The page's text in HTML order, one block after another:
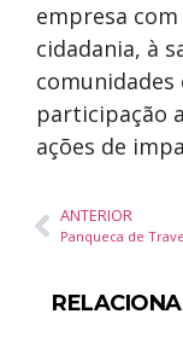
empresa
cidadania, à
participação
ações de
ANTERIOR